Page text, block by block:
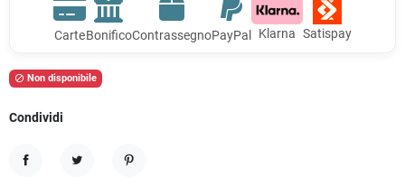
CarteBonificoContrassegnoPayPal Klarna Satispay
 Non disponibile
Condividi